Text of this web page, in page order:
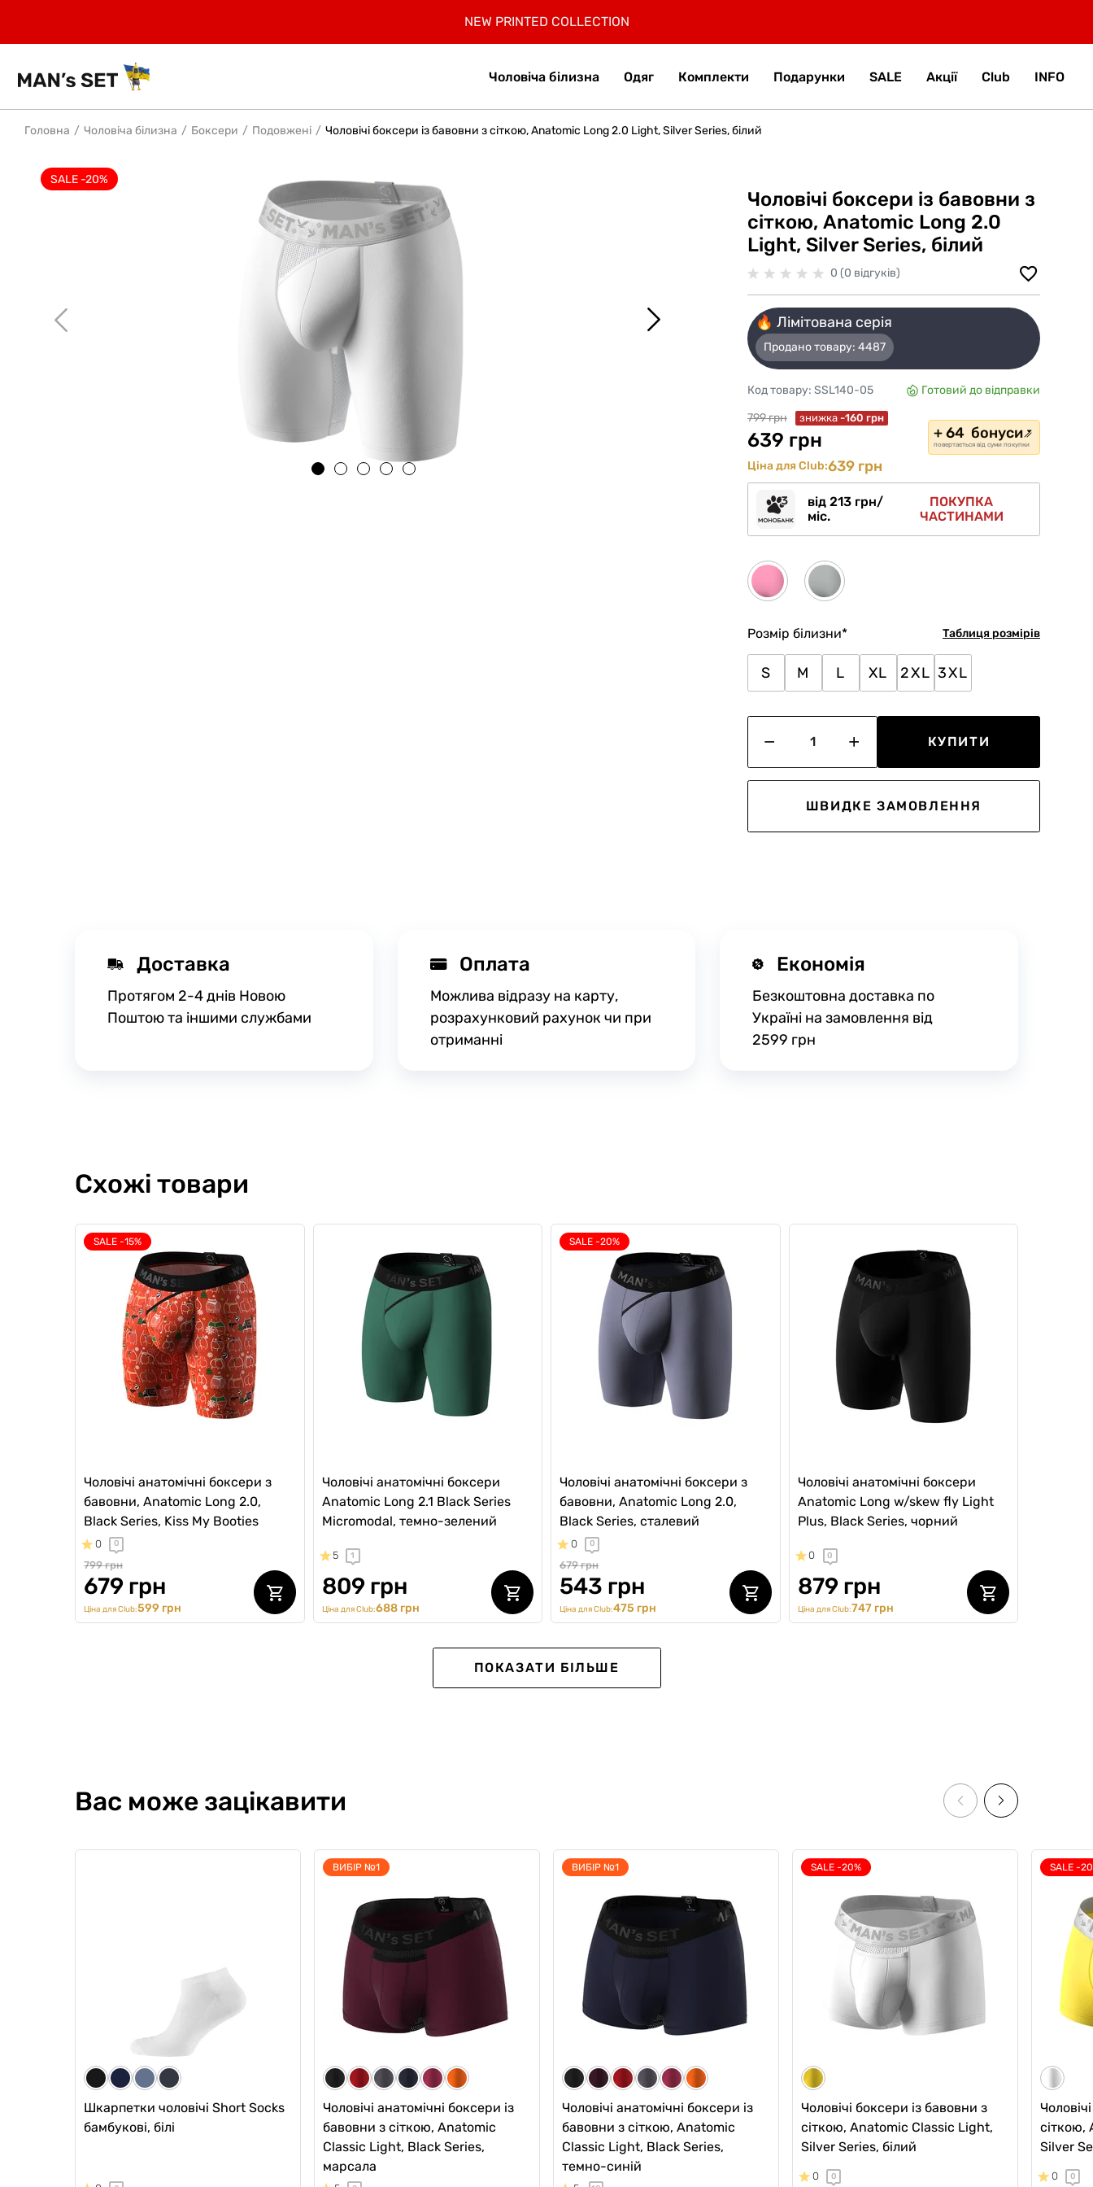
NEW PRINTED COLLECTION
SUMMER SALE до -40%
NEWSUMMER SOFTCollection
SUMMER КОЛЕКЦІЯ!
НОВИНКИ У СПОРТ КОЛЕКЦІЇ!
РЕЄСТРУЙСЯ, 30% БОНУСІВ ЗА ПЕРШЕ ЗАМОВЛЕННЯ
БЕЗКОШТОВНА ДОСТАВКА ПО УКРАЇНІ ВІД 2599 ГРН
7% КЕШБЕК ВІД mono ДЕТАЛІ В ДОДАТКУ
15% учасникам Клубу.Приєднатись
ЗАОЩАДЖУЙТЕ З КОМПЛЕКТАМИ ДО 12%
Чоловіча білизна Одяг Комплекти Подарунки SALE Акції Club INFO
Головна Чоловіча білизна Боксери Подовжені Чоловічі боксери із бавовни з сіткою, Anatomic Long 2.0 Light, Silver Series, білий
SALE -20%
Чоловічі боксери із бавовни з
сіткою, Anatomic Long 2.0
Light, Silver Series, білий
0 (0 відгуків)
🔥 Лімітована серія
Продано товару: 4487
Код товару: SSL140-05
Готовий до відправки
799 грн
знижка -160 грн
639 грн + 64 бонуси
повертається від суми покупки
Ціна для Club:639 грн
від 213 грн/
міс.
ПОКУПКА
ЧАСТИНАМИ
Таблиця розмірів
Розмір білизни*
S M L XL 2XL 3XL
КУПИТИ
ШВИДКЕ ЗАМОВЛЕННЯ
Доставка
Протягом 2-4 днів Новою
Поштою та іншими службами
Оплата
Можлива відразу на карту,
розрахунковий рахунок чи при
отриманні
Економія
Безкоштовна доставка по
Україні на замовлення від
2599 грн
Схожі товари
SALE -15%
Чоловічі анатомічні боксери з
бавовни, Anatomic Long 2.0,
Black Series, Kiss My Booties
0 0
799 грн
679 грн
Ціна для Club:599 грн
Чоловічі анатомічні боксери
Anatomic Long 2.1 Black Series
Micromodal, темно-зелений
5 1
809 грн
Ціна для Club:688 грн
SALE -20%
Чоловічі анатомічні боксери з
бавовни, Anatomic Long 2.0,
Black Series, сталевий
0 0
679 грн
543 грн
Ціна для Club:475 грн
Чоловічі анатомічні боксери
Anatomic Long w/skew fly Light
Plus, Black Series, чорний
0 0
879 грн
Ціна для Club:747 грн
бавовни з сіткою, Anatomic Long
2.0 Light, Black Series, червоний
799 грн
679 грн
бавовни, Anatomic Long 2.0,
Black Series, темно-зелений
7
679 грн
Ціна для Club: 577 грн
бавовни, Anatomic Long 2.0,
Black Series, ліловий
543 грн
475 грн
ПОКАЗАТИ БІЛЬШЕ
Вас може зацікавити
Шкарпетки чоловічі Short Socks
бамбукові, білі
ВИБІР №1
Чоловічі анатомічні боксери із
бавовни з сіткою, Anatomic
Classic Light, Black Series,
марсала
ВИБІР №1
Чоловічі анатомічні боксери із
бавовни з сіткою, Anatomic
Classic Light, Black Series,
темно-синій
SALE -20%
Чоловічі боксери із бавовни з
сіткою, Anatomic Classic Light,
Silver Series, білий
0 0
SALE -
сіткою,
Silver
0 0